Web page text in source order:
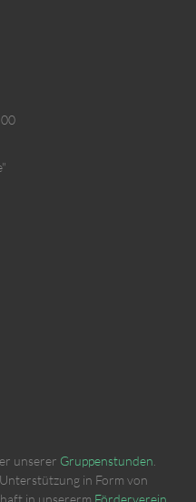
unserer Gruppenstunden
in Form von
in unsererm Förderverein